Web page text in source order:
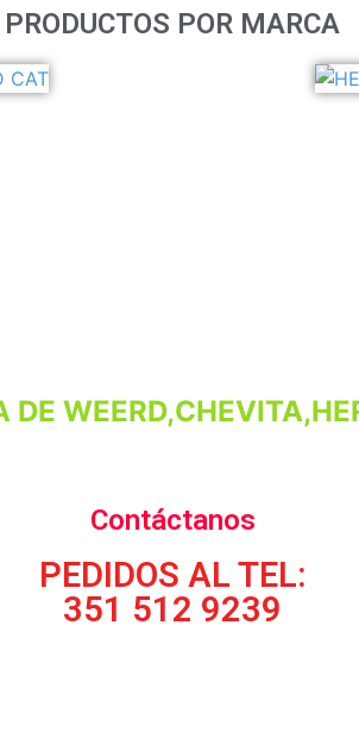
PRODUCTOS POR MARCA
DE
Contáctanos
PEDIDOS AL TEL:
351 512 9239